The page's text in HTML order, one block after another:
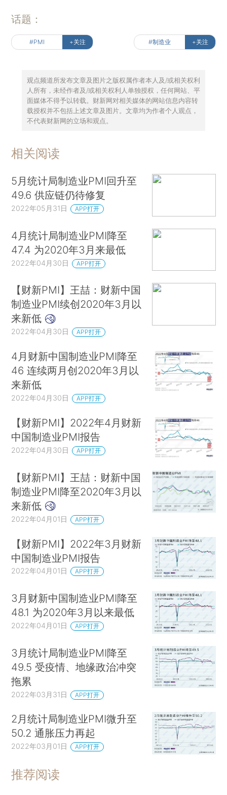
话题：
#PMI +关注 #制造业 +关注
观点频道所发布文章及图片之版权属作者本人及/或相关权利
人所有，未经作者及/或相关权利人单独授权，任何网站、平
面媒体不得予以转载。财新网对相关媒体的网站信息内容转
载授权并不包括上述文章及图片。文章均为作者个人观点，
不代表财新网的立场和观点。
相关阅读
5月统计局制造业PMI回升至
49.6 供应链仍待修复
2022年05月31日 APP打开
4月统计局制造业PMI降至
47.4 为2020年3月来最低
2022年04月30日 APP打开
【财新PMI】王喆：财新中国
制造业PMI续创2020年3月以
来新低
2022年04月30日 APP打开
4月财新中国制造业PMI降至
46 连续两月创2020年3月以
来新低
2022年04月30日 APP打开
【财新PMI】2022年4月财新
中国制造业PMI报告
2022年04月30日 APP打开
【财新PMI】王喆：财新中国
制造业PMI降至2020年3月以
来新低
2022年04月01日 APP打开
【财新PMI】2022年3月财新
中国制造业PMI报告
2022年04月01日 APP打开
3月财新中国制造业PMI降至
48.1 为2020年3月以来最低
2022年04月01日 APP打开
3月统计局制造业PMI降至
49.5 受疫情、地缘政治冲突
拖累
2022年03月31日 APP打开
2月统计局制造业PMI微升至
50.2 通胀压力再起
2022年03月01日 APP打开
推荐阅读